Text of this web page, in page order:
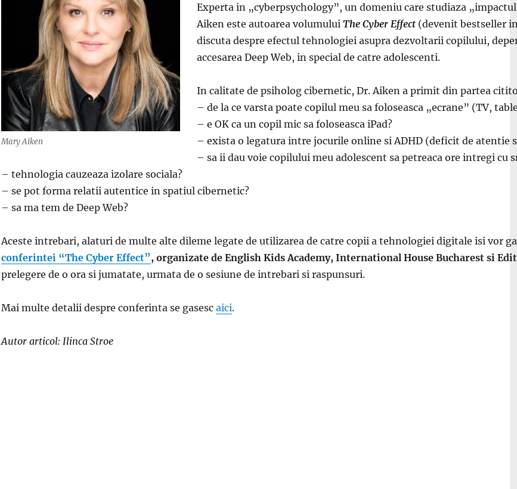
Mary Aiken
Experta in „cyberpsychology”, un domeniu care studiaza
Aiken este autoarea volumului The Cyber Effect (devenit bestseller
discuta despre efectul tehnologiei asupra dezvoltarii copilului,
accesarea Deep Web, in special de catre adolescenti.
In calitate de psiholog cibernetic, Dr. Aiken a primit din partea
– de la ce varsta poate copilul meu sa foloseasca „ecrane” (TV,
– e OK ca un copil mic sa foloseasca iPad?
– exista o legatura intre jocurile online si ADHD (deficit de atentie
– sa ii dau voie copilului meu adolescent sa petreaca ore intregi cu
– tehnologia cauzeaza izolare sociala?
– se pot forma relatii autentice in spatiul cibernetic?
– sa ma tem de Deep Web?
Aceste intrebari, alaturi de multe alte dileme legate de utilizarea de catre copii a tehnologiei digitale isi vor
conferintei “The Cyber Effect”, organizate de English Kids Academy, International House Bucharest si
prelegere de o ora si jumatate, urmata de o sesiune de intrebari si raspunsuri.
Mai multe detalii despre conferinta se gasesc aici.
Autor articol: Ilinca Stroe